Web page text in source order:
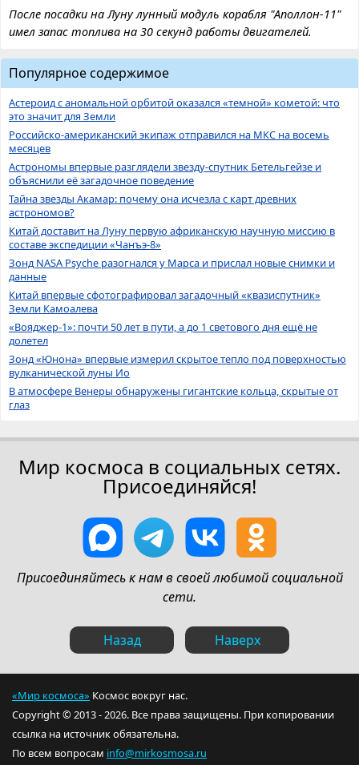
После посадки на Луну лунный модуль корабля "Аполлон-11"
имел запас топлива на 30 секунд работы двигателей.
Популярное содержимое
Астероид с аномальной орбитой оказался «темной» кометой: что
это значит для Земли
Российско-американский экипаж отправился на МКС на восемь
месяцев
Астрономы впервые разглядели звезду-спутник Бетельгейзе и
объяснили её загадочное поведение
Тайна звезды Акамар: почему она исчезла с карт древних
астрономов?
Китай доставит на Луну первую африканскую научную миссию в
составе экспедиции «Чанъэ-8»
Зонд NASA Psyche разогнался у Марса и прислал новые снимки и
данные
Китай впервые сфотографировал загадочный «квазиспутник»
Земли Камоалева
«Вояджер-1»: почти 50 лет в пути, а до 1 светового дня ещё не
долетел
Зонд «Юнона» впервые измерил скрытое тепло под поверхностью
вулканической луны Ио
В атмосфере Венеры обнаружены гигантские кольца, скрытые от
глаз
Мир космоса в социальных сетях.
Присоединяйся!
Присоединяйтесь к нам в своей любимой социальной
сети.
Назад Наверх
«Мир космоса» Космос вокруг нас.
Copyright © 2013 - 2026. Все права защищены. При копировании
ссылка на источник обязательна.
По всем вопросам info@mirkosmosa.ru